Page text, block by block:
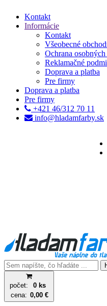
Kontakt
Informácie
Kontakt
Všeobecné
Ochrana
Reklamačné
Doprava a platba
Pre firmy
Doprava a platba
Pre firmy
+421 46/312 70 11
info@hladamfarby.sk
počet:
0 ks
cena: 0,00 €